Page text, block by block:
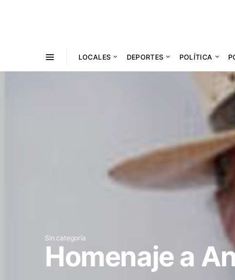
LOCALES DEPORTES POLÍTICA
Sin categoría
Homenaje a